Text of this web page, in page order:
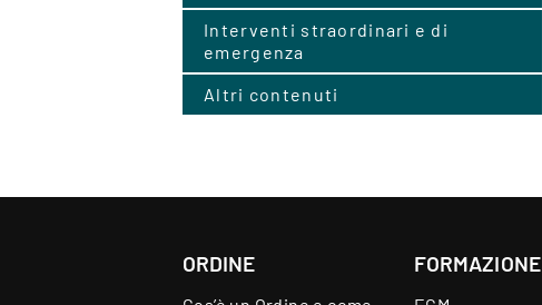
Interventi straordinari e di
emergenza
Altri contenuti
ORDINE FORMAZIONE